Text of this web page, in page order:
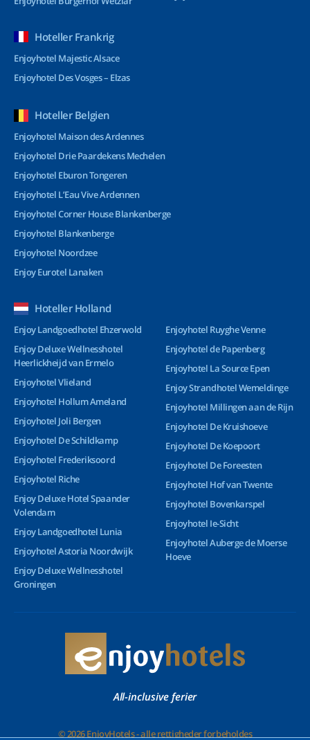
Hoteller Frankrig
Enjoyhotel Majestic Alsace
Enjoyhotel Des Vosges – Elzas
Hoteller Belgien
Enjoyhotel Maison des Ardennes
Enjoyhotel Drie Paardekens Mechelen
Enjoyhotel Eburon Tongeren
Enjoyhotel L’Eau Vive Ardennen
Enjoyhotel Corner House Blankenberge
Enjoyhotel Blankenberge
Enjoyhotel Noordzee
Enjoy Eurotel Lanaken
Hoteller Holland
Enjoy Landgoedhotel Ehzerwold
Enjoy Deluxe Wellnesshotel
Heerlickheijd van Ermelo
Enjoyhotel Vlieland
Enjoyhotel Hollum Ameland
Enjoyhotel Joli Bergen
Enjoyhotel De Schildkamp
Enjoyhotel Frederiksoord
Enjoyhotel Riche
Enjoy Deluxe Hotel Spaander
Volendam
Enjoy Landgoedhotel Lunia
Enjoyhotel Astoria Noordwijk
Enjoy Deluxe Wellnesshotel
Groningen
Enjoyhotel Ruyghe Venne
Enjoyhotel de Papenberg
Enjoyhotel La Source Epen
Enjoy Strandhotel Wemeldinge
Enjoyhotel Millingen aan de Rijn
Enjoyhotel De Kruishoeve
Enjoyhotel De Koepoort
Enjoyhotel De Foreesten
Enjoyhotel Hof van Twente
Enjoyhotel Bovenkarspel
Enjoyhotel Ie-Sicht
Enjoyhotel Auberge de Moerse
Hoeve
All-inclusive ferier
© 2026 EnjoyHotels - alle rettigheder forbeholdes